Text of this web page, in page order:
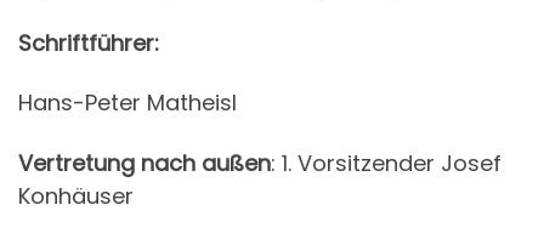
Schriftführer:
Hans-Peter Matheisl
Vertretung nach außen: 1. Vorsitzender Josef
Konhäuser